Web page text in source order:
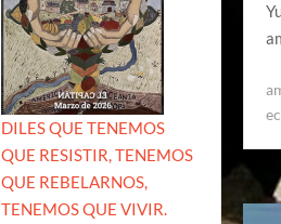
DILES QUE TENEMOS
QUE RESISTIR, TENEMOS
QUE REBELARNOS,
TENEMOS QUE VIVIR.